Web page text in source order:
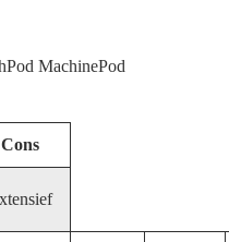
MachinePod
Cons